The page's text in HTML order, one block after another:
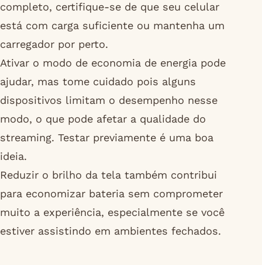
completo, certifique-se de que seu celular
está com carga suficiente ou mantenha um
carregador por perto.
Ativar o modo de economia de energia pode
ajudar, mas tome cuidado pois alguns
dispositivos limitam o desempenho nesse
modo, o que pode afetar a qualidade do
streaming. Testar previamente é uma boa
ideia.
Reduzir o brilho da tela também contribui
para economizar bateria sem comprometer
muito a experiência, especialmente se você
estiver assistindo em ambientes fechados.